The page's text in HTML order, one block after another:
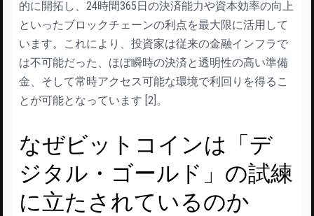
的に開拓し、24時間365日の決済能力や資本効率の向上
といったブロックチェーンの利点を最大限に活用して
います。これにより、投資家は従来の金融インフラで
は不可能だった、ほぼ瞬時の決済と透明性の高い準備
金、そして常時アクセス可能な環境で利回りを得るこ
とが可能となっています [2]。
なぜビットコインは「デ
ジタル・ゴールド」の試練
に立たされているのか